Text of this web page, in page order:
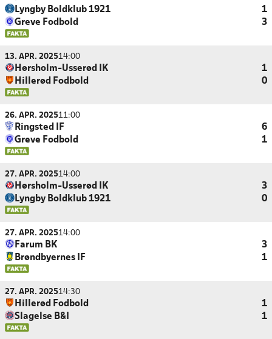
Lyngby Boldklub 1921
1
Greve Fodbold
3
13. APR. 202514:00
Hørsholm-Usserød IK
1
Hillerød Fodbold
0
26. APR. 202511:00
Ringsted IF
6
Greve Fodbold
1
27. APR. 202514:00
Hørsholm-Usserød IK
3
Lyngby Boldklub 1921
0
27. APR. 202514:00
Farum BK
3
Brøndbyernes IF
1
27. APR. 202514:30
Hillerød Fodbold
1
Slagelse B&I
1